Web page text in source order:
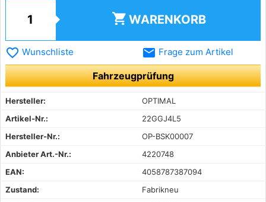
shopping_cart WARENKORB
favorite_border Wunschliste email Frage zum Artikel
Fahrzeugprüfung
Hersteller:
OPTIMAL
Artikel-Nr.:
22GGJ4L5
Hersteller-Nr.:
OP-BSK00007
Anbieter Art.-Nr.:
4220748
EAN:
4058787387094
Zustand:
Fabrikneu